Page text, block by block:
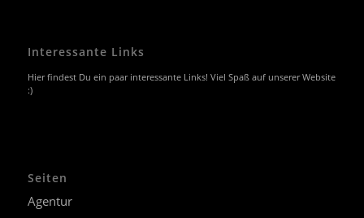
Interessante Links
Hier findest Du ein paar interessante Links! Viel Spaß auf unserer Website
:)
Seiten
Agentur